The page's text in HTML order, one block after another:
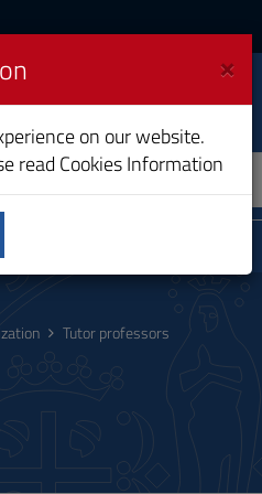
Tutor professors
×
on our website.
read Cookies Information